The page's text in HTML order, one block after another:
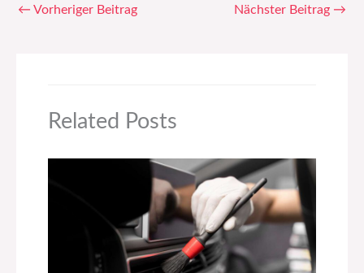
← Vorheriger Beitrag Nächster Beitrag →
Related Posts